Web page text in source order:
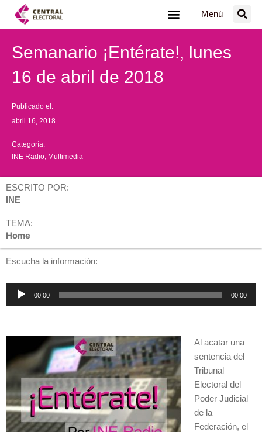
Menú
Semanario ¡Entérate!, lunes
16 de abril de 2018
Publicado el:
abril 16, 2018
Categoría:
INE Radio Multimedia
ESCRITO POR:
INE
TEMA:
Home
Escucha la información:
Reproductor
00:00 00:00
Al acatar una
sentencia del
Tribunal
Electoral del
Poder Judicial
de la
Federación, el